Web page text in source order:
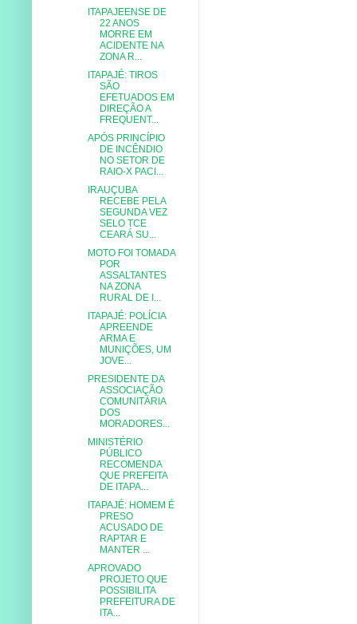
ITAPAJEENSE DE
22 ANOS
MORRE EM
ACIDENTE NA
ZONA R...
ITAPAJÉ: TIROS
SÃO
EFETUADOS EM
DIREÇÃO A
FREQUENT...
APÓS PRINCÍPIO
DE INCÊNDIO
NO SETOR DE
RAIO-X PACI...
IRAUÇUBA
RECEBE PELA
SEGUNDA VEZ
SELO TCE
CEARÁ SU...
MOTO FOI TOMADA
POR
ASSALTANTES
NA ZONA
RURAL DE I...
ITAPAJÉ: POLÍCIA
APREENDE
ARMA E
MUNIÇÕES, UM
JOVE...
PRESIDENTE DA
ASSOCIAÇÃO
COMUNITÁRIA
DOS
MORADORES...
MINISTÉRIO
PÚBLICO
RECOMENDA
QUE PREFEITA
DE ITAPA...
ITAPAJÉ: HOMEM É
PRESO
ACUSADO DE
RAPTAR E
MANTER ...
APROVADO
PROJETO QUE
POSSIBILITA
PREFEITURA DE
ITA...